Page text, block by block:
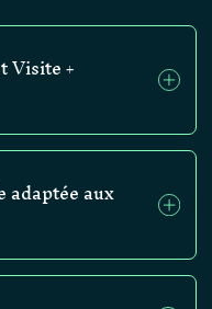
Visite +
qu’une
: un verre
pour les
aux